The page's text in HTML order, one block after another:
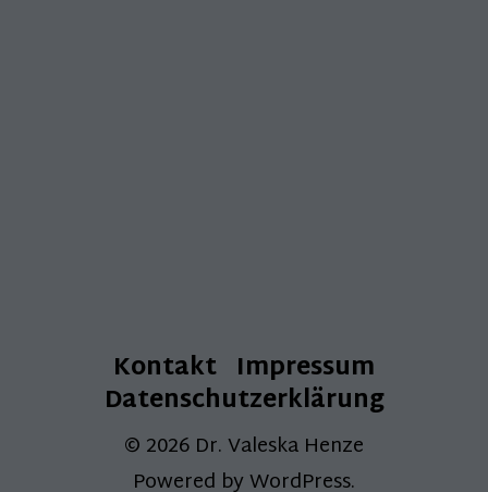
Kontakt Impressum
Datenschutzerklärung
© 2026 Dr. Valeska Henze
Powered byWordPress